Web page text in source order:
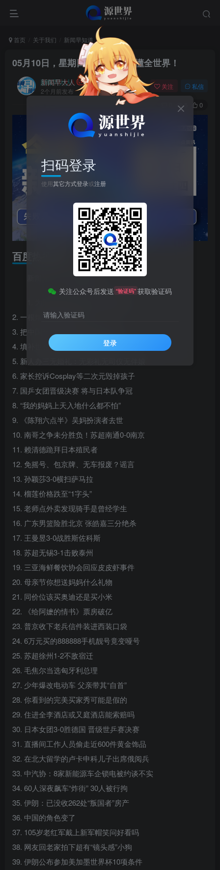
首页 关于我们 新闻早知道 正文
05月10日，星期日, 每天60秒读懂全世界！
新闻早大人
2个月前发布
关注 私信
0
百度热搜新闻
新闻来源：百度热搜榜
2. 一根烟头“烧”掉212万
3. 把中国当提款机 这毛病不惯着
4. 填补世界空白的“大国重器”上岗
5. 新人办三无婚礼：无彩礼无司仪无伴娘
6. 家长控诉Cosplay等二次元毁掉孩子
7. 国乒女团晋级决赛 将与日本队争冠
8. “我的妈妈上天入地什么都不怕”
9. 《陈翔六点半》吴妈扮演者去世
10. 南哥之争未分胜负！苏超南通0-0南京
11. 赖清德跪拜日本殖民者
12. 免摇号、包京牌、无车报废？谣言
13. 孙颖莎3-0横扫萨马拉
14. 榴莲价格跌至“1字头”
15. 老师点外卖发现骑手是曾经学生
16. 广东男篮险胜北京 张皓嘉三分绝杀
17. 王曼昱3-0战胜斯佐科斯
18. 苏超无锡3-1击败泰州
19. 三亚海鲜餐饮协会回应皮皮虾事件
20. 母亲节你想送妈妈什么礼物
21. 同价位该买奥迪还是买小米
22. 《给阿嬷的情书》票房破亿
23. 普京收下老兵信件装进西装口袋
24. 6万元买的888888手机靓号竟变哑号
25. 苏超徐州1-2不敌宿迁
26. 毛焦尔当选匈牙利总理
27. 少年爆改电动车 父亲带其“自首”
28. 你看到的完美买家秀可能是假的
29. 住进全李酒店或又庭酒店能索赔吗
30. 日本女团3-0胜德国 晋级世乒赛决赛
31. 直播间工作人员偷走近600件黄金饰品
32. 在北大留学的卢卡申科儿子出席俄阅兵
33. 中汽协：8家新能源车企锁电被约谈不实
34. 60人深夜飙车“炸街” 30人被行拘
35. 伊朗：已没收262处“叛国者”房产
36. 中国的角色变了
37. 105岁老红军戴上新军帽笑问好看吗
38. 网友回老家拍下超有“镜头感”小狗
39. 伊朗公布参加美加墨世界杯10项条件
扫码登录
使用其它方式登录或注册
关注公众号后发送 “验证码” 获取验证码
请输入验证码
登录